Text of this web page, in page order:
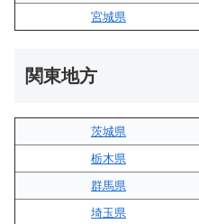
宮城県
関東地方
茨城県
栃木県
群馬県
埼玉県